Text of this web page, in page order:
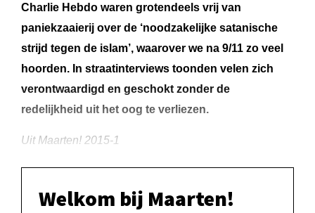
Charlie Hebdo waren grotendeels vrij van
paniekzaaierij over de ‘noodzakelijke satanische
strijd tegen de islam’, waarover we na 9/11 zo veel
hoorden. In straatinterviews toonden velen zich
verontwaardigd en geschokt zonder de
redelijkheid uit het oog te verliezen.
Uit Maarten! 2015-1
Welkom bij Maarten!